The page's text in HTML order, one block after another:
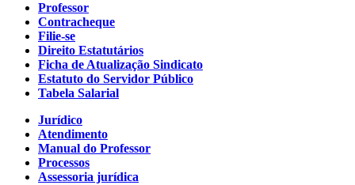
Professor
Contracheque
Filie-se
Direito Estatutários
Ficha de Atualização Sindicato
Estatuto do Servidor Público
Tabela Salarial
Jurídico
Atendimento
Manual do Professor
Processos
Assessoria jurídica